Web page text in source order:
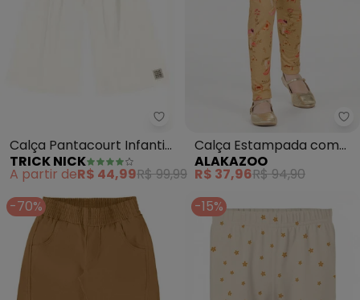
Trick Nick - Calça Pantacourt
Calça Pantacourt Infantil
(Bege)
TRICK NICK
A partir deR$ 44,99R$ 99,99
Calça Estampada com
Cós Elástico (Bege)
ALAKAZOO
R$ 37,96R$ 94,90
-70%
-15%